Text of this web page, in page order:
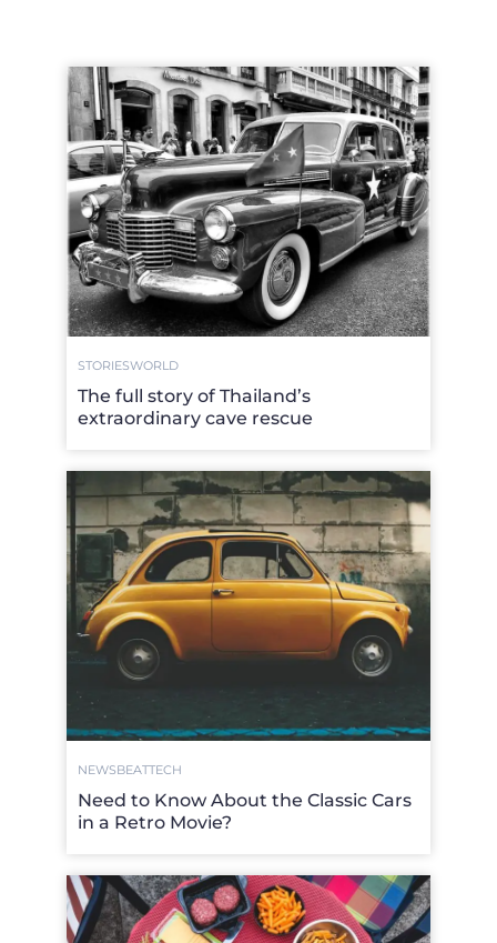
STORIESWORLD
The full story of Thailand’s
extraordinary cave rescue
NEWSBEATTECH
Need to Know About the Classic Cars
in a Retro Movie?